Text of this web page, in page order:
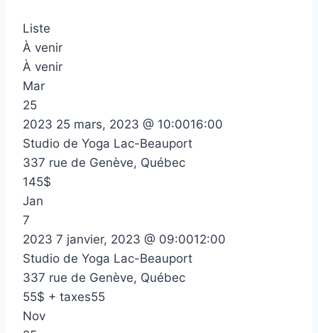
Liste
À venir
À venir
Mar
25
2023 25 mars, 2023 @ 10:0016:00
Studio de Yoga Lac-Beauport
337 rue de Genève, Québec
145$
Jan
7
2023 7 janvier, 2023 @ 09:0012:00
Studio de Yoga Lac-Beauport
337 rue de Genève, Québec
55$ + taxes55
Nov